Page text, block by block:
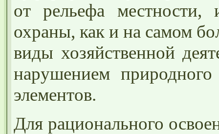
от рельефа
охраны, как и на самом
виды хозяйственной
нарушением
элементов.
Для рационального